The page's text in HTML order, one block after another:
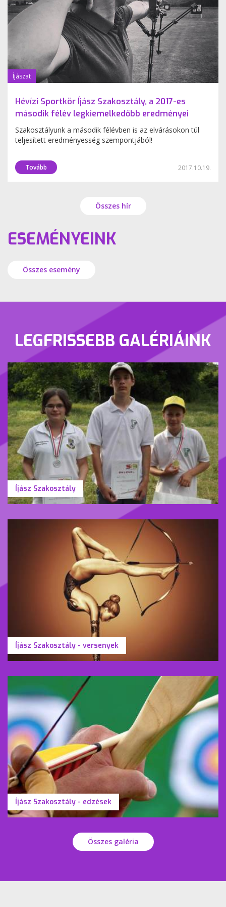
Íjászat
Hévízi Sportkör Íjász Szakosztály, a 2017-es
második félév legkiemelkedőbb eredményei
Szakosztályunk a második félévben is az elvárásokon túl
teljesített eredményesség szempontjából!
Tovább 2017.10.19.
Összes hír
ESEMÉNYEINK
Összes esemény
LEGFRISSEBB GALÉRIÁINK
Íjász Szakosztály
Íjász Szakosztály - versenyek
Íjász Szakosztály - edzések
Összes galéria